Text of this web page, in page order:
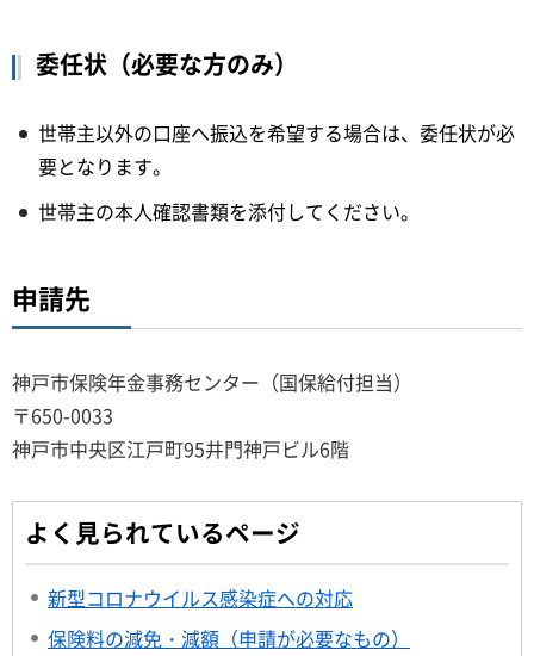
委任状（必要な方のみ）
世帯主以外の口座へ振込を希望する場合は、委任状が必
要となります。
世帯主の本人確認書類を添付してください。
申請先
神戸市保険年金事務センター（国保給付担当）
〒650-0033
神戸市中央区江戸町95井門神戸ビル6階
よく見られているページ
新型コロナウイルス感染症への対応
保険料の減免・減額（申請が必要なもの）